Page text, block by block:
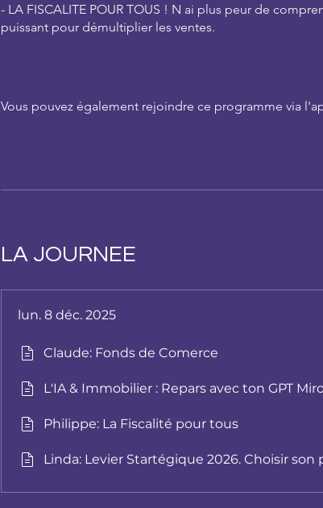
- LA FISCALITE POUR TOUS ! N ai plus peur de
puissant pour démultiplier les ventes.
Vous pouvez également rejoindre ce programme via
LA JOURNEE
lun. 8 déc. 2025
Claude: Fonds de Comerce
L'IA & Immobilier : Repars avec ton GPT
Philippe: La Fiscalité pour tous
Linda: Levier Startégique 2026. Choisir son